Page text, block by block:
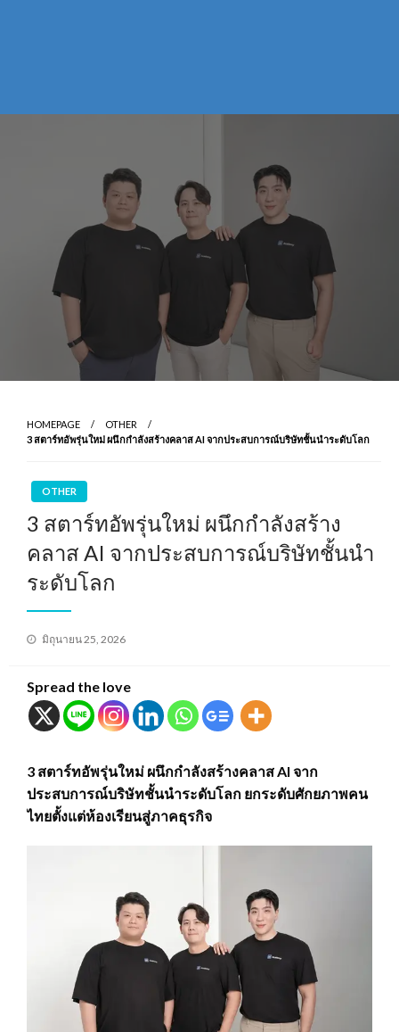
HOMEPAGE
OTHER
3 สตาร์ทอัพรุ่นใหม่ ผนึกกำลังสร้างคลาส AI จากประสบการณ์บริษัทชั้นนำระดับโลก
OTHER
3 สตาร์ทอัพรุ่นใหม่ ผนึกกำลังสร้าง
คลาส AI จากประสบการณ์บริษัทชั้นนำ
ระดับโลก
Posted
มิถุนายน 25, 2026
Spread the love
3 สตาร์ทอัพรุ่นใหม่ ผนึกกำลังสร้างคลาส AI จาก
ประสบการณ์บริษัทชั้นนำระดับโลก ยกระดับศักยภาพคน
ไทยตั้งแต่ห้องเรียนสู่ภาคธุรกิจ